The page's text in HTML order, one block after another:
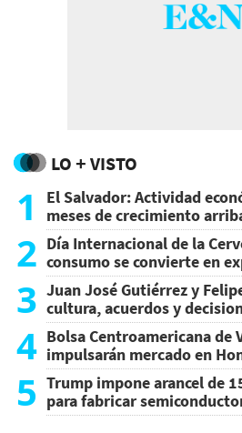
LO + VISTO
1
El Salvador: Actividad
meses de crecimiento
2 Día Internacional de la
consumo se convierte en
3 Juan José Gutiérrez y
cultura, acuerdos y
4 Bolsa Centroamericana de
impulsarán mercado en
5 Trump impone arancel de
para fabricar